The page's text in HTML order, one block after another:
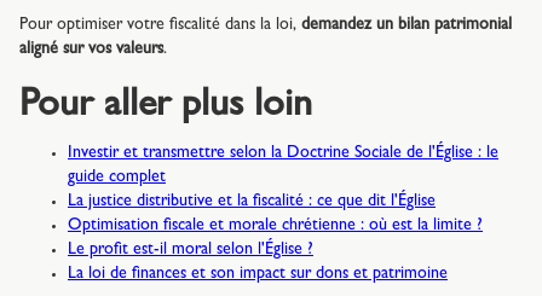
Pour optimiser votre fiscalité dans la loi, demandez un bilan patrimonial
aligné sur vos valeurs.
Pour aller plus loin
Investir et transmettre selon la Doctrine Sociale de l'Église : le
guide complet
La justice distributive et la fiscalité : ce que dit l'Église
Optimisation fiscale et morale chrétienne : où est la limite ?
Le profit est-il moral selon l'Église ?
La loi de finances et son impact sur dons et patrimoine